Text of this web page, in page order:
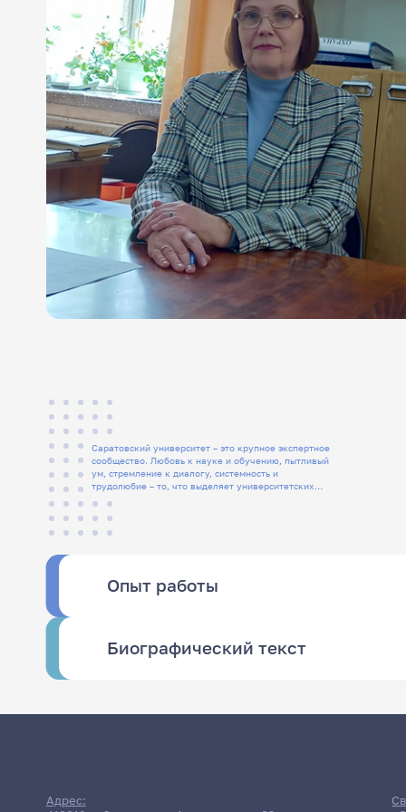
Саратовский университет – это крупное экспертное
сообщество. Любовь к науке и обучению, пытливый
ум, стремление к диалогу, системность и
трудолюбие – то, что выделяет университетских
Опыт работы
Биографический текст
Адрес: